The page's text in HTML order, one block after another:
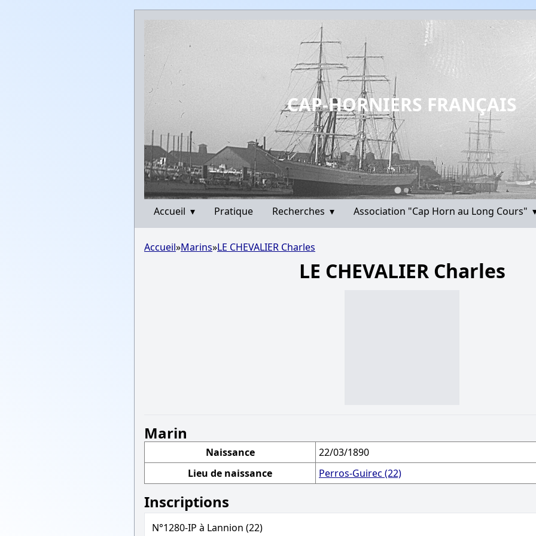
CAP-HORNIERS FRANÇAIS
Accueil ▾ Pratique Recherches ▾ Association "Cap Horn au Long Cours"
Accueil»Marins»LE CHEVALIER Charles
LE CHEVALIER Charles
Marin
Naissance
22/03/1890
Lieu de naissance
Perros-Guirec (22)
Inscriptions
N°1280-IP à Lannion (22)